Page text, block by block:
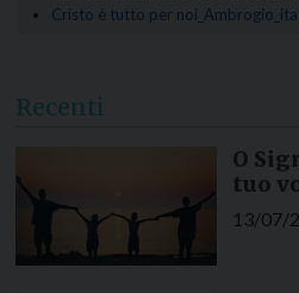
Cristo è tutto per noi_Ambrogio_ita
Recenti
O
tuo
13/07/